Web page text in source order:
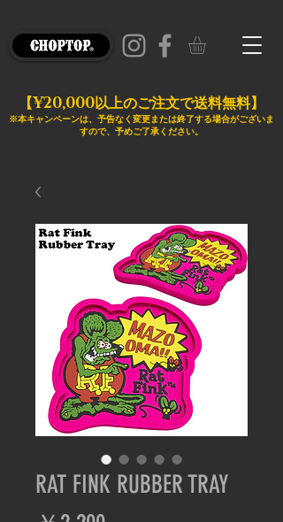
【¥20,000以上のご注文で送料無料】
※本キャンペーンは、予告なく変更または終了する場合がございま
すので、予めご了承ください。
RAT FINK RUBBER TRAY